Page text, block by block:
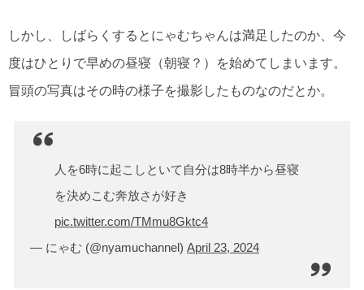
しかし、しばらくするとにゃむちゃんは満足したのか、今
度はひとりで早めの昼寝（朝寝？）を始めてしまいます。
冒頭の写真はその時の様子を撮影したものなのだとか。
人を6時に起こしといて自分は8時半から昼寝
を決めこむ奔放さが好き
pic.twitter.com/TMmu8Gktc4
— にゃむ (@nyamuchannel) April 23, 2024